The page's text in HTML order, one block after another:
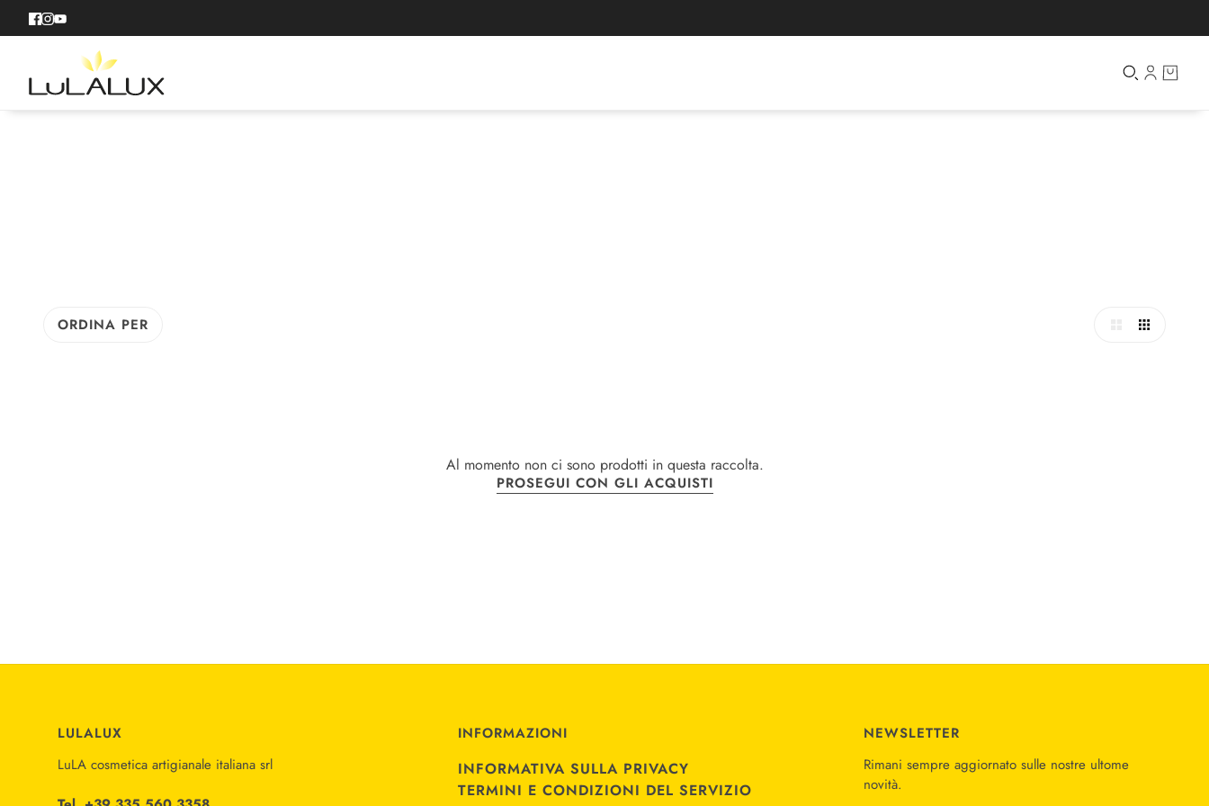
ORDINA PER
Al momento non ci sono prodotti in questa raccolta.
PROSEGUI CON GLI ACQUISTI
LULALUX
LuLA cosmetica artigianale italiana srl
INFORMAZIONI
INFORMATIVA SULLA PRIVACY
TERMINI E CONDIZIONI DEL SERVIZIO
NEWSLETTER
Rimani sempre aggiornato sulle nostre ultome
novità.